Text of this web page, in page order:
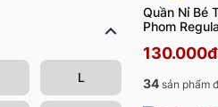
L
Quần Nỉ Bé
Phom
130.000đ
34 sản phẩm